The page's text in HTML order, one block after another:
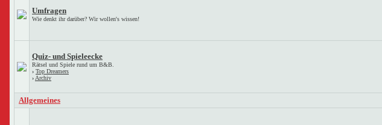
Umfragen
Wie denkt ihr darüber? Wir wollen's wissen!
Quiz- und Spieleecke
Rätsel und Spiele rund um B&B.
› Top Dreamers
› Archiv
Allgemeines